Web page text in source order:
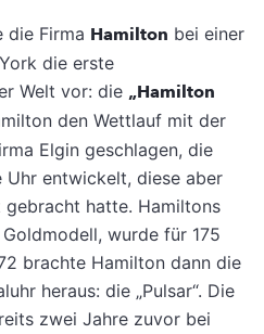
die Firma Hamilton bei einer
die erste
Welt vor: die „Hamilton
den Wettlauf mit der
Elgin geschlagen, die
Uhr entwickelt, diese aber
hatte. Hamiltons
wurde für 175
brachte Hamilton dann die
heraus: die „Pulsar“. Die
zwei Jahre zuvor bei